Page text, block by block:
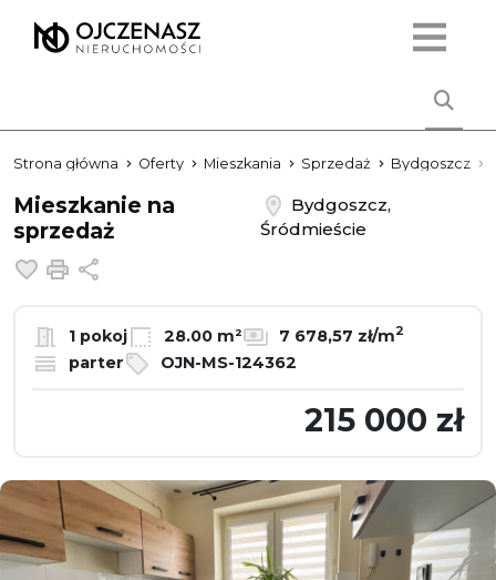
Strona główna Oferty Mieszkania Sprzedaż Bydgoszcz
Mieszkanie na
sprzedaż
Bydgoszcz,
Śródmieście
Dodaj do ulubionych
Drukuj
1 pokoj 28.00 m² 7 678,57 zł/m2
parter OJN-MS-124362
215 000 zł